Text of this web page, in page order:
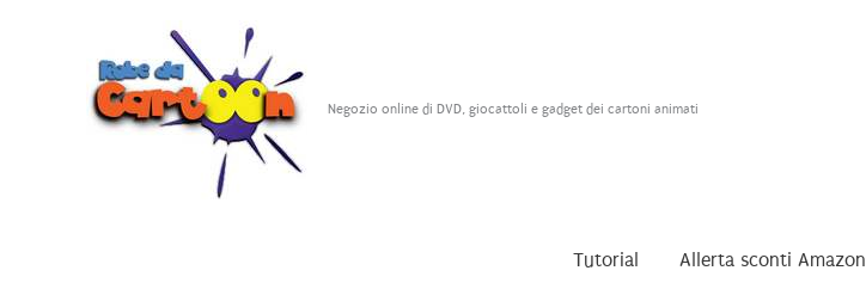
Negozio online di DVD, giocattoli e gadget dei cartoni animati
Tutorial Allerta sconti Amazon